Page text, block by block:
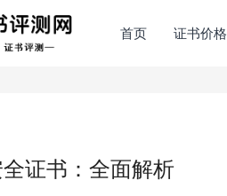
首页 证书价格
证书：全面解析